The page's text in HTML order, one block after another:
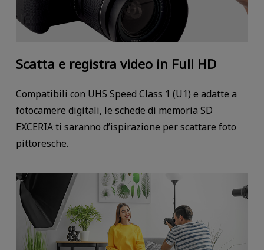
Scatta e registra video in Full HD
Compatibili con UHS Speed Class 1 (U1) e adatte a
fotocamere digitali, le schede di memoria SD
EXCERIA ti saranno d’ispirazione per scattare foto
pittoresche.